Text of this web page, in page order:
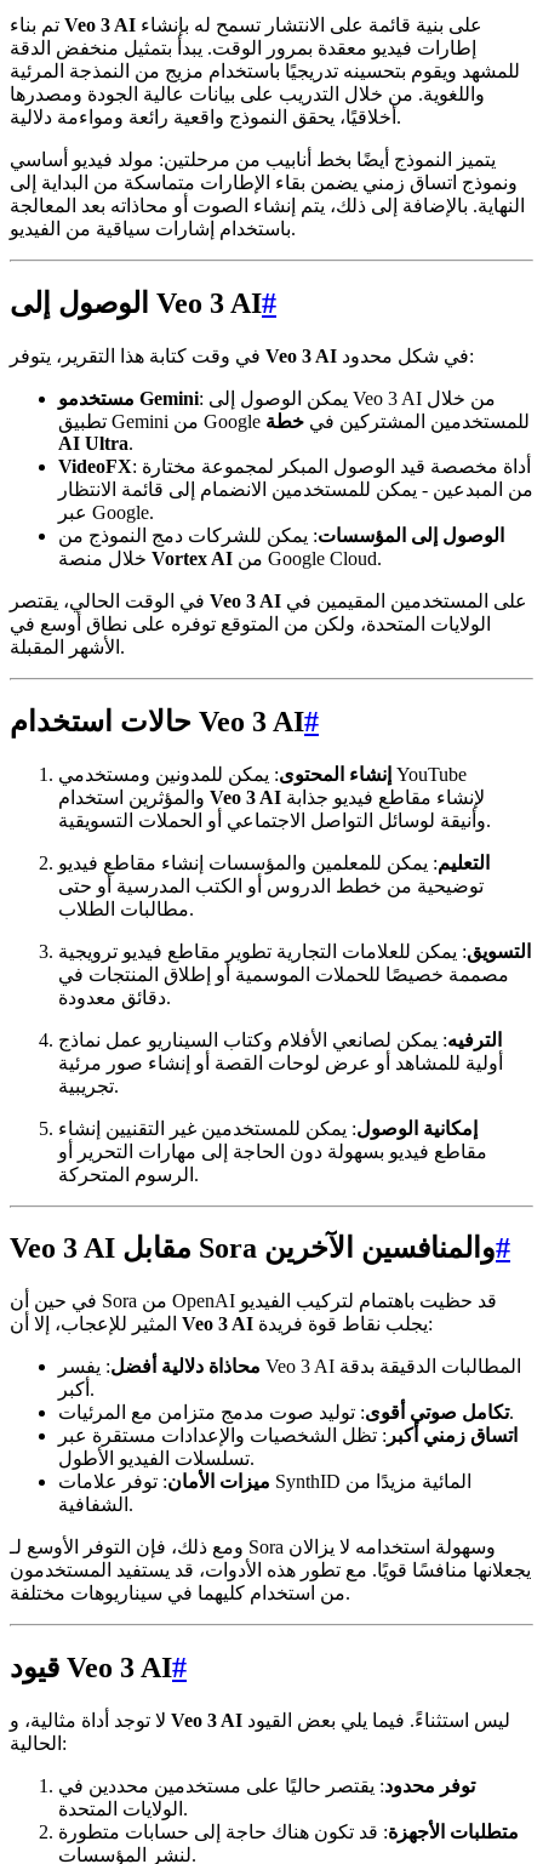
Veo 3 AI
إطارات فيديو معقدة بمرور الوقت. يبدأ بتمثيل منخفض الدقة
للمشهد ويقوم بتحسينه تدريجيًا باستخدام مزيج من النمذجة المرئية
واللغوية. من خلال التدريب على بيانات عالية الجودة ومصدرها
أخلاقيًا، يحقق النموذج واقعية رائعة ومواءمة دلالية.
يتميز النموذج أيضًا بخط أنابيب من مرحلتين: مولد فيديو أساسي
ونموذج اتساق زمني يضمن بقاء الإطارات متماسكة من البداية إلى
النهاية. بالإضافة إلى ذلك، يتم إنشاء الصوت أو محاذاته بعد المعالجة
باستخدام إشارات سياقية من الفيديو.
الوصول إلى Veo 3 AI#
Veo 3 AI في شكل محدود:
مستخدمو Gemini: يمكن الوصول إلى Veo 3 AI من خلال
تطبيق Gemini من Google للمستخدمين المشتركين في خطة
AI Ultra.
VideoFX: أداة مخصصة قيد الوصول المبكر لمجموعة مختارة
من المبدعين - يمكن للمستخدمين الانضمام إلى قائمة الانتظار
عبر Google.
الوصول إلى المؤسسات: يمكن للشركات دمج النموذج من
Vortex AI من Google Cloud.
Veo 3 AI
الولايات المتحدة، ولكن من المتوقع توفره على نطاق أوسع في
الأشهر المقبلة.
حالات استخدام Veo 3 AI#
إنشاء المحتوى: يمكن للمدونين ومستخدمي YouTube
Veo 3 AI
وأنيقة لوسائل التواصل الاجتماعي أو الحملات التسويقية.
التعليم: يمكن للمعلمين والمؤسسات إنشاء مقاطع فيديو
توضيحية من خطط الدروس أو الكتب المدرسية أو حتى
مطالبات الطلاب.
التسويق: يمكن للعلامات التجارية تطوير مقاطع فيديو ترويجية
مصممة خصيصًا للحملات الموسمية أو إطلاق المنتجات في
دقائق معدودة.
الترفيه: يمكن لصانعي الأفلام وكتاب السيناريو عمل نماذج
أولية للمشاهد أو عرض لوحات القصة أو إنشاء صور مرئية
تجريبية.
إمكانية الوصول: يمكن للمستخدمين غير التقنيين إنشاء
مقاطع فيديو بسهولة دون الحاجة إلى مهارات التحرير أو
الرسوم المتحركة.
Veo 3 AI مقابل Sora والمنافسين الآخرين#
في حين أن Sora من OpenAI قد حظيت باهتمام لتركيب الفيديو
Veo 3 AI يجلب نقاط قوة فريدة:
محاذاة دلالية أفضل: يفسر Veo 3 AI المطالبات الدقيقة بدقة
أكبر.
تكامل صوتي أقوى: توليد صوت مدمج متزامن مع المرئيات.
اتساق زمني أكبر : تظل الشخصيات والإعدادات مستقرة عبر
تسلسلات الفيديو الأطول.
ميزات الأمان: توفر علامات SynthID المائية مزيدًا من
الشفافية.
ومع ذلك، فإن التوفر الأوسع لـ Sora وسهولة استخدامه لا يزالان
يجعلانها منافسًا قويًا. مع تطور هذه الأدوات، قد يستفيد المستخدمون
من استخدام كليهما في سيناريوهات مختلفة.
قيود Veo 3 AI#
Veo 3 AI
الحالية:
توفر محدود: يقتصر حاليًا على مستخدمين محددين في
الولايات المتحدة.
متطلبات الأجهزة: قد تكون هناك حاجة إلى حسابات متطورة
لنشر المؤسسات.